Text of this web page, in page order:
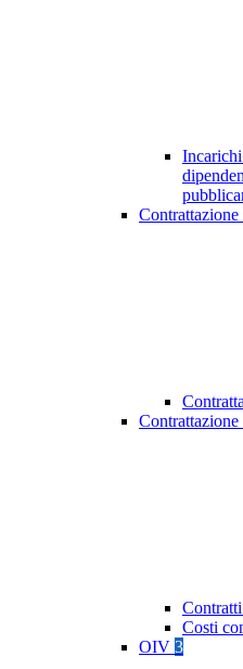
Costi
OIV 3